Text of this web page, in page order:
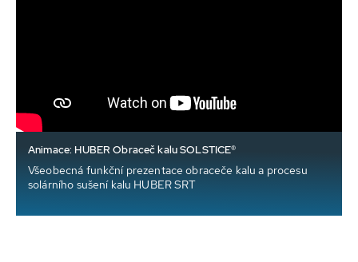
Animace: HUBER Obraceč kalu SOLSTICE®
Všeobecná funkční prezentace obraceče kalu a procesu
solárního sušení kalu HUBER SRT